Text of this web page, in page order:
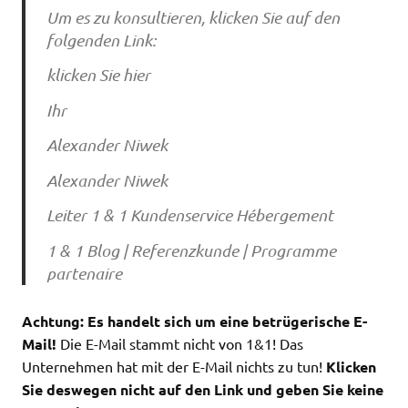
Um es zu konsultieren, klicken Sie auf den
folgenden Link:
klicken Sie hier
Ihr
Alexander Niwek
Alexander Niwek
Leiter 1 & 1 Kundenservice Hébergement
1 & 1 Blog | Referenzkunde | Programme
partenaire
Achtung: Es handelt sich um eine betrügerische E-
Mail! Die E-Mail stammt nicht von 1&1! Das
Unternehmen hat mit der E-Mail nichts zu tun! Klicken
Sie deswegen nicht auf den Link und geben Sie keine